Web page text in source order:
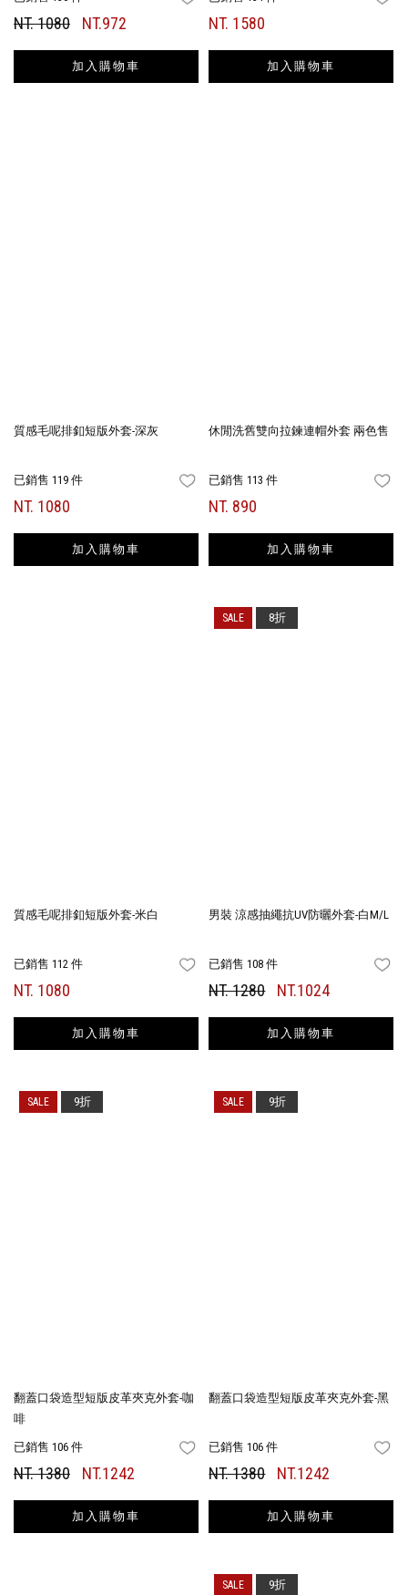
NT. 1080 NT.972
加入購物車
NT. 1580
加入購物車
質感毛呢排釦短版外套-深灰
已銷售 119 件 FAVORITES
NT. 1080
加入購物車
休閒洗舊雙向拉鍊連帽外套 兩色售
已銷售 113 件
NT. 890
加入購物車
質感毛呢排釦短版外套-米白
已銷售 112 件 FAVORITES
NT. 1080
加入購物車
男裝 涼感抽繩抗UV防曬外套-白M/L
已銷售 108 件
NT. 1280 NT.1024
加入購物車
8折
翻蓋口袋造型短版皮革夾克外套-咖
啡
已銷售 106 件 FAVORITES
NT. 1380 NT.1242
加入購物車
9折
翻蓋口袋造型短版皮革夾克外套-黑
已銷售 106 件
NT. 1380 NT.1242
加入購物車
9折
9折